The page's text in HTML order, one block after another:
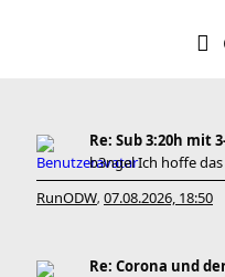
b3ngel Ich hoffe
RunODW, 07.08.2026, 18:50
Re: Corona und